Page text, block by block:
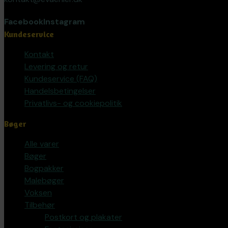
FacebookInstagram
Kundeservice
Kontakt
Levering og retur
Kundeservice (FAQ)
Handelsbetingelser
Privatlivs- og cookiepolitik
Bøger
Alle varer
Bøger
Bogpakker
Malebøger
Voksen
Tilbehør
Postkort og plakater